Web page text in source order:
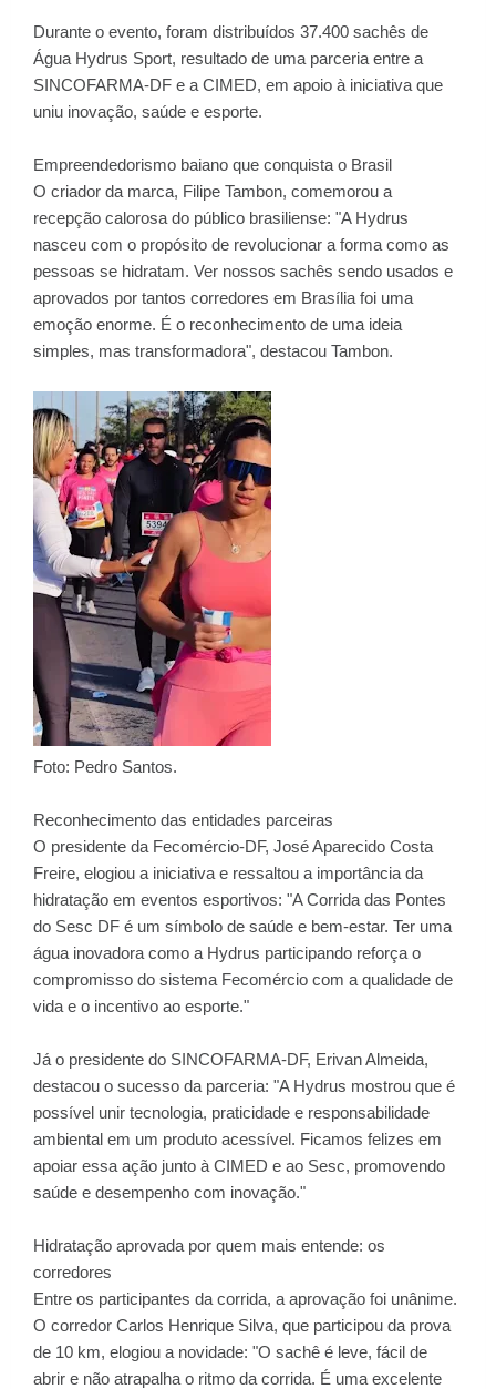
Durante o evento, foram distribuídos 37.400 sachês de
Água Hydrus Sport, resultado de uma parceria entre a
SINCOFARMA-DF e a CIMED, em apoio à iniciativa que
uniu inovação, saúde e esporte.
Empreendedorismo baiano que conquista o Brasil
O criador da marca, Filipe Tambon, comemorou a
recepção calorosa do público brasiliense: "A Hydrus
nasceu com o propósito de revolucionar a forma como as
pessoas se hidratam. Ver nossos sachês sendo usados e
aprovados por tantos corredores em Brasília foi uma
emoção enorme. É o reconhecimento de uma ideia
simples, mas transformadora", destacou Tambon.
Foto: Pedro Santos.
Reconhecimento das entidades parceiras
O presidente da Fecomércio-DF, José Aparecido Costa
Freire, elogiou a iniciativa e ressaltou a importância da
hidratação em eventos esportivos: "A Corrida das Pontes
do Sesc DF é um símbolo de saúde e bem-estar. Ter uma
água inovadora como a Hydrus participando reforça o
compromisso do sistema Fecomércio com a qualidade de
vida e o incentivo ao esporte."
Já o presidente do SINCOFARMA-DF, Erivan Almeida,
destacou o sucesso da parceria: "A Hydrus mostrou que é
possível unir tecnologia, praticidade e responsabilidade
ambiental em um produto acessível. Ficamos felizes em
apoiar essa ação junto à CIMED e ao Sesc, promovendo
saúde e desempenho com inovação."
Hidratação aprovada por quem mais entende: os
corredores
Entre os participantes da corrida, a aprovação foi unânime.
O corredor Carlos Henrique Silva, que participou da prova
de 10 km, elogiou a novidade: "O sachê é leve, fácil de
abrir e não atrapalha o ritmo da corrida. É uma excelente